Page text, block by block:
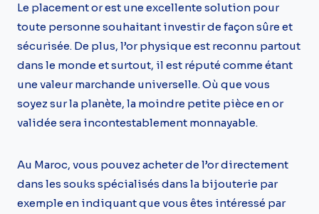
Le placement or est une excellente solution pour
toute personne souhaitant investir de façon sûre et
sécurisée. De plus, l’or physique est reconnu partout
dans le monde et surtout, il est réputé comme étant
une valeur marchande universelle. Où que vous
soyez sur la planète, la moindre petite pièce en or
validée sera incontestablement monnayable.
Au Maroc, vous pouvez acheter de l’or directement
dans les souks spécialisés dans la bijouterie par
exemple en indiquant que vous êtes intéressé par